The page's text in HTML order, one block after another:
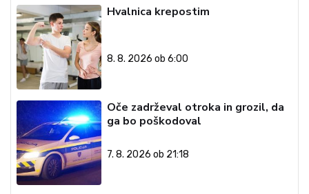
Hvalnica krepostim
8. 8. 2026 ob 6:00
Oče zadrževal otroka in grozil, da
ga bo poškodoval
7. 8. 2026 ob 21:18